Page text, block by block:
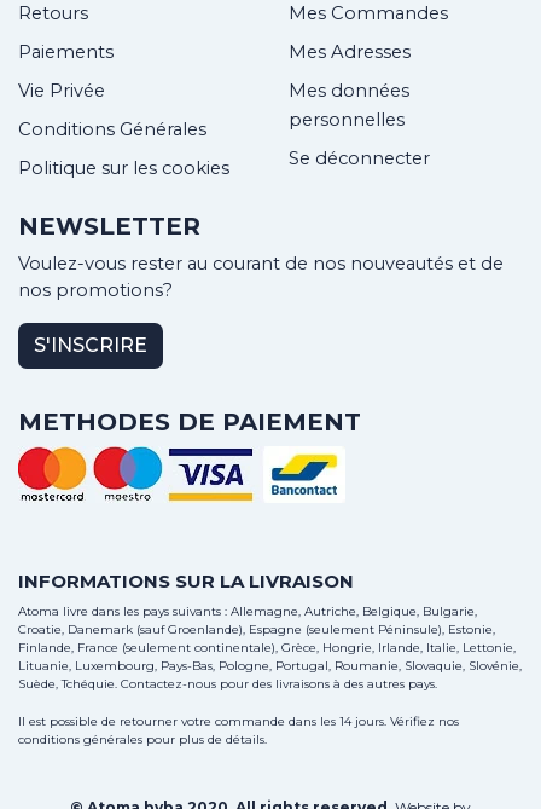
Retours
Paiements
Vie Privée
Conditions Générales
Politique sur les cookies
Mes Commandes
Mes Adresses
Mes données
personnelles
Se déconnecter
NEWSLETTER
Voulez-vous rester au courant de nos nouveautés et de
nos promotions?
S'INSCRIRE
METHODES DE PAIEMENT
INFORMATIONS SUR LA LIVRAISON
Atoma livre dans les pays suivants : Allemagne, Autriche, Belgique, Bulgarie,
Croatie, Danemark (sauf Groenlande), Espagne (seulement Péninsule), Estonie,
Finlande, France (seulement continentale), Grèce, Hongrie, Irlande, Italie, Lettonie,
Lituanie, Luxembourg, Pays-Bas, Pologne, Portugal, Roumanie, Slovaquie, Slovénie,
Suède, Tchéquie. Contactez-nous pour des livraisons à des autres pays.
Il est possible de retourner votre commande dans les 14 jours. Vérifiez nos
conditions générales pour plus de détails.